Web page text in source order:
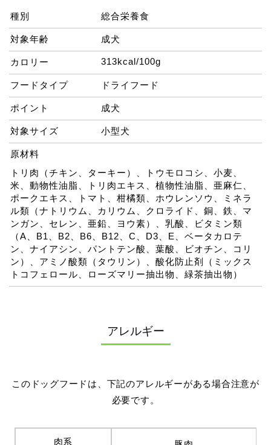
種別 総合栄養食
対象年齢 成犬
カロリー 313kcal/100g
フードタイプ ドライフード
ポイント 成犬
対象サイズ 小型犬
原材料
トリ肉（チキン、ターキー）、トウモロコシ、小麦、
米、動物性油脂、トリ肉エキス、植物性油脂、亜麻仁、
ポークエキス、トマト、柑橘類、ホウレンソウ、ミネラ
ル類（ナトリウム、カリウム、クロライド、銅、鉄、マ
ンガン、セレン、亜鉛、ヨウ素）、乳酸、ビタミン類
（A、B1、B2、B6、B12、C、D3、E、ベータカロテ
ン、ナイアシン、パントテン酸、葉酸、ビオチン、コリ
ン）、アミノ酸類（タウリン）、酸化防止剤（ミックス
トコフェロール、ローズマリー抽出物、緑茶抽出物）
アレルギー
このドッグフードは、下記のアレルギーがある場合注意が
必要です。
肉系